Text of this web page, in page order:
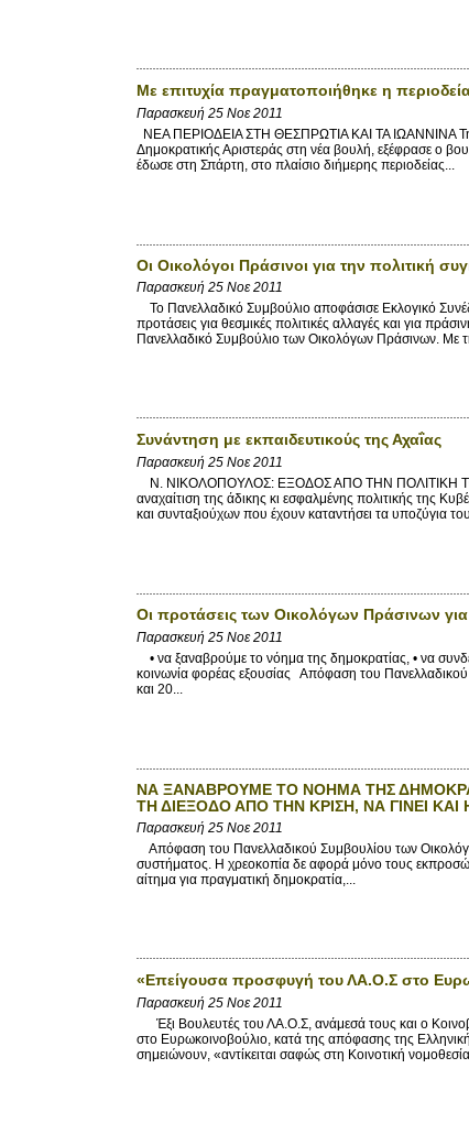
Με επιτυχία πραγματοποιήθηκε η
Παρασκευή 25 Νοε 2011
ΝΕΑ ΠΕΡΙΟΔΕΙΑ ΣΤΗ ΘΕΣΠΡΩΤΙΑ ΚΑΙ ΤΑ ΙΩΑΝΝΙΝΑ Την
Δημοκρατικής Αριστεράς στη νέα βουλή, εξέφρασε ο
έδωσε στη Σπάρτη, στο πλαίσιο διήμερης περιοδείας...
Οι Οικολόγοι Πράσινοι για την πολιτική
Παρασκευή 25 Νοε 2011
Το Πανελλαδικό Συμβούλιο αποφάσισε Εκλογικό
προτάσεις για θεσμικές πολιτικές αλλαγές και για
Πανελλαδικό Συμβούλιο των Οικολόγων Πράσινων. Με
Συνάντηση με εκπαιδευτικούς της Αχαΐας
Παρασκευή 25 Νοε 2011
Ν. ΝΙΚΟΛΟΠΟΥΛΟΣ: ΕΞΟΔΟΣ ΑΠΟ ΤΗΝ ΠΟΛΙΤΙΚΗ
αναχαίτιση της άδικης κι εσφαλμένης πολιτικής της
και συνταξιούχων που έχουν καταντήσει τα υποζύγια
Οι προτάσεις των Οικολόγων Πράσινων για
Παρασκευή 25 Νοε 2011
• να ξαναβρούμε το νόημα της δημοκρατίας, • να
κοινωνία φορέας εξουσίας Απόφαση του
και 20...
ΝΑ ΞΑΝΑΒΡΟΥΜΕ ΤΟ ΝΟΗΜΑ ΤΗΣ
ΤΗ ΔΙΕΞΟΔΟ ΑΠΟ ΤΗΝ ΚΡΙΣΗ, ΝΑ ΓΙΝΕΙ
Παρασκευή 25 Νοε 2011
Απόφαση του Πανελλαδικού Συμβουλίου των
συστήματος. Η χρεοκοπία δε αφορά μόνο τους
αίτημα για πραγματική δημοκρατία,...
«Επείγουσα προσφυγή του ΛΑ.Ο.Σ στο
Παρασκευή 25 Νοε 2011
Έξι Βουλευτές του ΛΑ.Ο.Σ, ανάμεσά τους και ο
στο Ευρωκοινοβούλιο, κατά της απόφασης της
σημειώνουν, «αντίκειται σαφώς στη Κοινοτική